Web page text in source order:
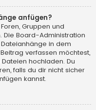
anfügen?
Gruppen und
Die Board-Administration
in dem
verfassen möchtest,
hochladen. Du
falls du dir nicht sicher
kannst.